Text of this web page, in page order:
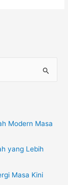
Modern Masa
yang Lebih
Masa Kini